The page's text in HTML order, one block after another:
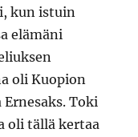
kun istuin
elämäni
oli Kuopion
Toki
oli tällä kertaa